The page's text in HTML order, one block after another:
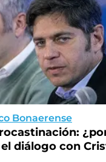
Bonaerense
diálogo con